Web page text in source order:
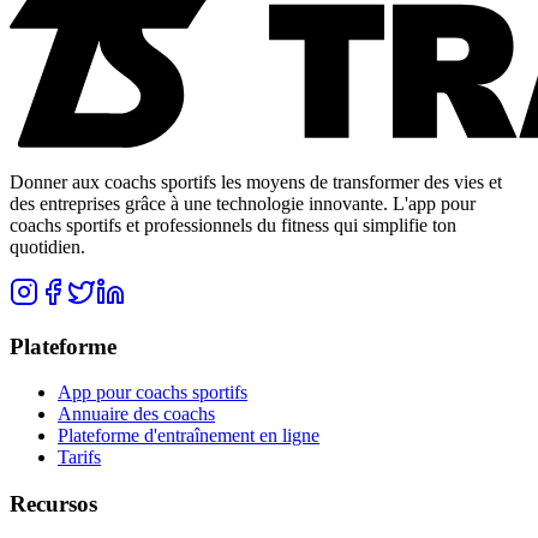
Donner aux coachs sportifs les moyens de transformer des vies et
des entreprises grâce à une technologie innovante. L'app pour
coachs sportifs et professionnels du fitness qui simplifie ton
quotidien.
Plateforme
App pour coachs sportifs
Annuaire des coachs
Plateforme d'entraînement en ligne
Tarifs
Recursos